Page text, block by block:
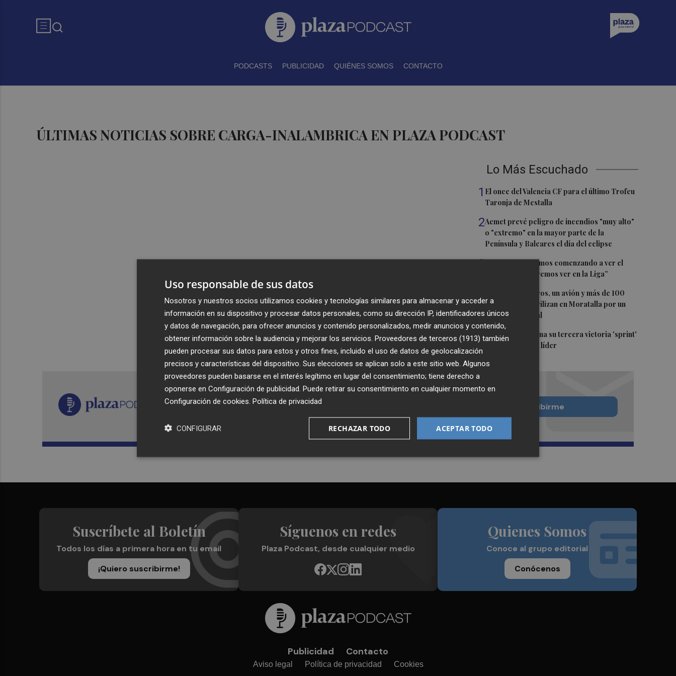
PODCASTS PUBLICIDAD QUIÉNES SOMOS CONTACTO
ÚLTIMAS NOTICIAS SOBRE CARGA-INALAMBRICA EN PLAZA PODCAST
Lo Más Escuchado
1 El once del Valencia CF para el último Trofeu
Taronja de Mestalla
2Aemet prevé peligro de incendios "muy alto"
o "extremo" en la mayor parte de la
Península y Baleares el día del eclipse
3Company: “Estamos comenzando a ver el
equipo que queremos ver en la Liga”
Ocho helicópteros, un avión y más de 100
brigadas se movilizan en Moratalla por un
incendio forestal
5 Jorge Martín suma su tercera victoria 'sprint'
del año y es más líder
Recibe toda la actualidad de
Plaza Podcast en tu correo
Quiero suscribirme
Suscríbete al Boletín
Todos los días a primera hora en tu email
¡Quiero suscribirme!
Síguenos en redes
Plaza Podcast, desde cualquier medio
Quienes Somos
Conoce al grupo editorial
Conócenos
Publicidad Contacto
Aviso legal Política de privacidad Cookies
Uso responsable de sus datos
Nosotros y nuestros socios utilizamos cookies y tecnologías similares para almacenar y acceder a
información en su dispositivo y procesar datos personales, como su dirección IP, identificadores únicos
y datos de navegación, para ofrecer anuncios y contenido personalizados, medir anuncios y contenido,
obtener información sobre la audiencia y mejorar los servicios. Proveedores de terceros (1913) también
pueden procesar sus datos para estos y otros fines, incluido el uso de datos de geolocalización
precisos y características del dispositivo. Sus elecciones se aplican solo a este sitio web. Algunos
proveedores pueden basarse en el interés legítimo en lugar del consentimiento; tiene derecho a
oponerse en Configuración de publicidad . Puede retirar su consentimiento en cualquier momento en
Configuración de cookies Política de privacidad
ACEPTAR TODO
RECHAZAR TODO
CONFIGURAR